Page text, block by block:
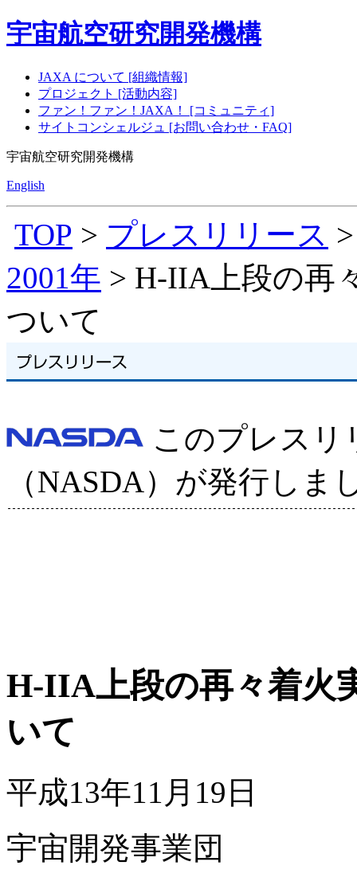
宇宙航空研究開発機構
JAXA について [組織情報]
プロジェクト [活動内容]
ファン！ファン！JAXA！ [コミュニティ]
サイトコンシェルジュ [お問い合わせ・FAQ]
宇宙航空研究開発機構
English
TOP > プレスリリース
2001年 > H-IIA上段の再
ついて
このプレスリ
（NASDA）が発行しま
H-IIA上段の再々着火
いて
平成13年11月19日
宇宙開発事業団